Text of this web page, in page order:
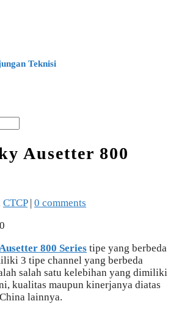
Teknisi
Ausetter 800
CTCP| 0 comments
800 Series tipe yang berbeda
3 tipe channel yang berbeda
salah satu kelebihan yang dimiliki
kualitas maupun kinerjanya diatas
lainnya.